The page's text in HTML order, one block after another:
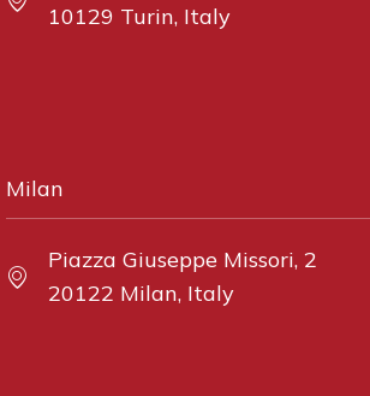
10129 Turin, Italy
Milan
Piazza Giuseppe Missori, 2
20122 Milan, Italy